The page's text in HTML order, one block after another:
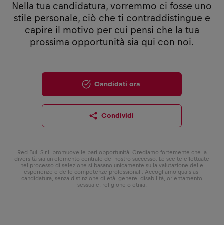
Nella tua candidatura, vorremmo ci fosse uno
stile personale, ciò che ti contraddistingue e
capire il motivo per cui pensi che la tua
prossima opportunità sia qui con noi.
Candidati ora
Condividi
Red Bull S.r.l. promuove le pari opportunità. Crediamo fortemente che la
diversità sia un elemento centrale del nostro successo. Le scelte effettuate
nel processo di selezione si basano unicamente sulla valutazione delle
esperienze e delle competenze professionali. Accogliamo qualsiasi
candidatura, senza distinzione di età, genere, disabilità, orientamento
sessuale, religione o etnia.